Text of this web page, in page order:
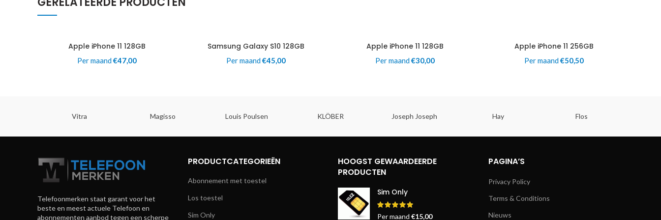
Apple iPhone 11 128GB
Per maand€47,00
Samsung Galaxy S10 128GB
Per maand€45,00
Apple iPhone 11 128GB
Per maand€30,00
Apple iPhone 11 256GB
Per maand€50,50
Vitra Magisso Louis Poulsen KLÖBER Joseph Joseph Hay Flos
Telefoonmerken staat garant voor het
beste en meest actuele Telefoon en
abonnementen aanbod tegen een scherpe
PRODUCTCATEGORIEËN
Abonnement met toestel
Los toestel
Sim Only
HOOGST GEWAARDEERDE
PRODUCTEN
Sim Only
Per maand €15,00
PAGINA’S
Privacy Policy
Terms & Conditions
Nieuws